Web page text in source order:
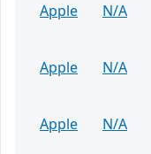
Apple
N/A
Apple
N/A
Apple
N/A